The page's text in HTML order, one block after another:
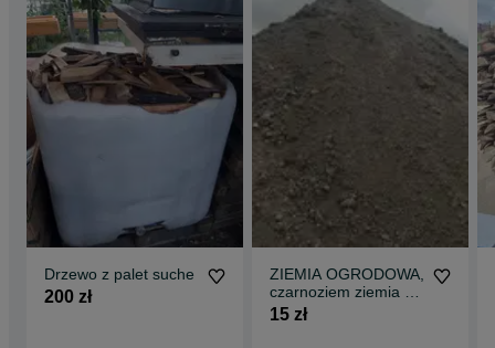
Drzewo z palet suche
200 zł
ZIEMIA OGRODOWA,
czarnoziem ziemia na
podniesienie i
15 zł